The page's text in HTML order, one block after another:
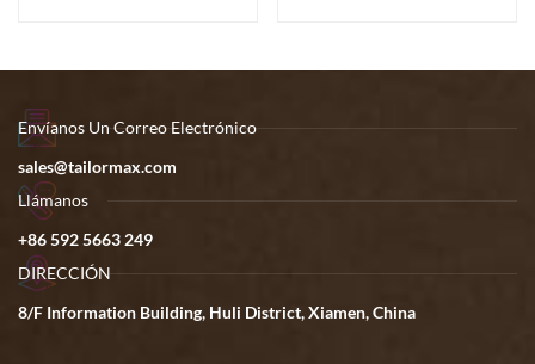
Envíanos Un Correo Electrónico
sales@tailormax.com
Llámanos
+86 592 5663 249
DIRECCIÓN
8/F Information Building, Huli District, Xiamen, China